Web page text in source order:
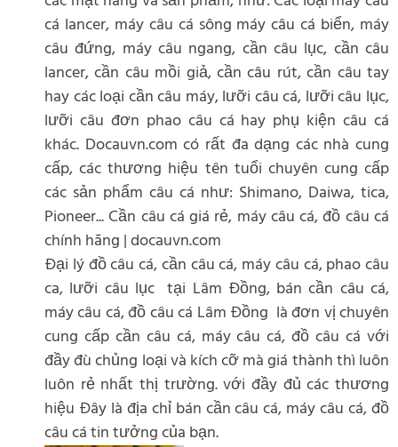
cá lancer, máy câu cá sông máy câu cá biển, máy
câu đứng, máy câu ngang, cần câu lục, cần câu
lancer, cần câu mồi giả, cần câu rút, cần câu tay
hay các loại cần câu máy, lưỡi câu cá, lưỡi câu lục,
lưỡi câu đơn phao câu cá hay phụ kiện câu cá
khác. Docauvn.com có rất đa dạng các nhà cung
cấp, các thương hiệu tên tuổi chuyên cung cấp
các sản phẩm câu cá như: Shimano, Daiwa, tica,
Pioneer... Cần câu cá giá rẻ, máy câu cá, đồ câu cá
chính hãng | docauvn.com
Đại lý đồ câu cá, cần câu cá, máy câu cá, phao câu
ca, lưỡi câu lục tại Lâm Đồng, bán cần câu cá,
máy câu cá, đồ câu cá Lâm Đồng là đơn vị chuyên
cung cấp cần câu cá, máy câu cá, đồ câu cá với
đầy đù chủng loại và kích cỡ mà giá thành thì luôn
luôn rẻ nhất thị trường. với đầy đủ các thương
hiệu Đây là địa chỉ bán cần câu cá, máy câu cá, đồ
câu cá tin tưởng của bạn.